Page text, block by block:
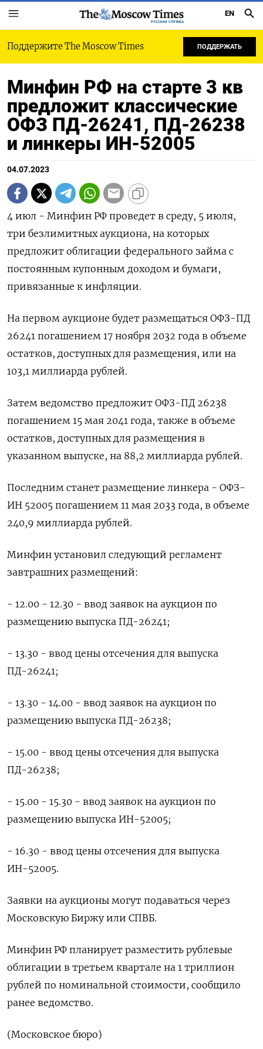
РУССКАЯ СЛУЖБА
EN
Поддержите The Moscow Times ПОДДЕРЖАТЬ
Минфин РФ на старте 3 кв
предложит классические
ОФЗ ПД-26241, ПД-26238
и линкеры ИН-52005
04.07.2023
4 июл - Минфин РФ проведет в среду, 5 июля,
три безлимитных аукциона, на которых
предложит облигации федерального займа с
постоянным купонным доходом и бумаги,
привязанные к инфляции.
На первом аукционе будет размещаться ОФЗ-ПД
26241 погашением 17 ноября 2032 года в объеме
остатков, доступных для размещения, или на
103,1 миллиарда рублей.
Затем ведомство предложит ОФЗ-ПД 26238
погашением 15 мая 2041 года, также в объеме
остатков, доступных для размещения в
указанном выпуске, на 88,2 миллиарда рублей.
Последним станет размещение линкера - ОФЗ-
ИН 52005 погашением 11 мая 2033 года, в объеме
240,9 миллиарда рублей.
Минфин установил следующий регламент
завтрашних размещений:
- 12.00 - 12.30 - ввод заявок на аукцион по
размещению выпуска ПД-26241;
- 13.30 - ввод цены отсечения для выпуска
ПД-26241;
- 13.30 - 14.00 - ввод заявок на аукцион по
размещению выпуска ПД-26238;
- 15.00 - ввод цены отсечения для выпуска
ПД-26238;
- 15.00 - 15.30 - ввод заявок на аукцион по
размещению выпуска ИН-52005;
- 16.30 - ввод цены отсечения для выпуска
ИН-52005.
Заявки на аукционы могут подаваться через
Московскую Биржу или СПВБ.
Минфин РФ планирует разместить рублевые
облигации в третьем квартале на 1 триллион
рублей по номинальной стоимости, сообщило
ранее ведомство.
(Московское бюро)